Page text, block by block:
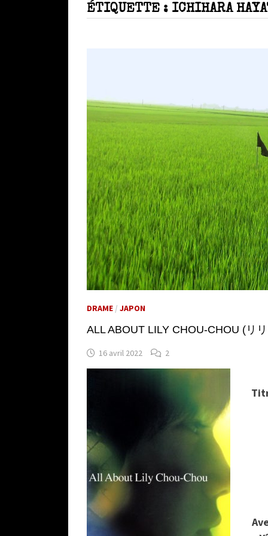
ÉTIQUETTE : ICHIHARA
DRAME /JAPON
ALL ABOUT LILY CHOU-CHOU (リ
16 avril 2022 2